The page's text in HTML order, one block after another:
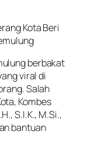
Kota Beri
berbakat
viral di
Salah
Kombes
S.I.K., M.Si.,
bantuan